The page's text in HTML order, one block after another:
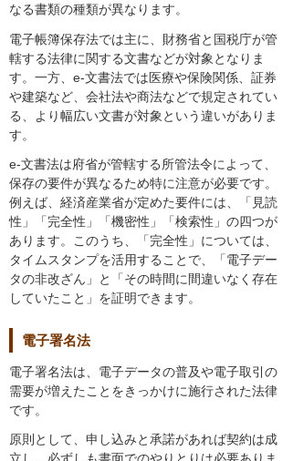
なる書類の種類が異なります。
電子帳簿保存法では主に、財務省と国税庁が管
轄する法律に関する文書などが対象となりま
す。一方、e-文書法では医療や保険関係、証券
や建築など、会社法や商法などで規定されてい
る、より幅広い文書が対象という違いがありま
す。
e-文書法は府省が管轄する所管法令によって、
保存の要件が異なるため特に注意が必要です。
例えば、経済産業省が定めた要件には、「見読
性」「完全性」「機密性」「検索性」の四つが
あります。このうち、「完全性」については、
タイムスタンプを活用することで、「電子デー
タの非改ざん」と「その時間に間違いなく存在
していたこと」を証明できます。
電子署名法
電子署名法は、電子データの普及や電子取引の
需要が増えたことをきっかけに施行された法律
です。
原則として、申し込みと承諾があれば契約は成